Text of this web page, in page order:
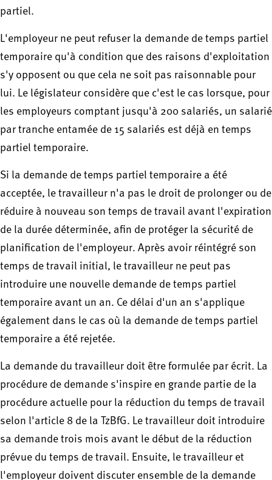
partiel.
L'employeur ne peut refuser la demande de temps partiel
temporaire qu'à condition que des raisons d'exploitation
s'y opposent ou que cela ne soit pas raisonnable pour
lui. Le législateur considère que c'est le cas lorsque, pour
les employeurs comptant jusqu'à 200 salariés, un salarié
par tranche entamée de 15 salariés est déjà en temps
partiel temporaire.
Si la demande de temps partiel temporaire a été
acceptée, le travailleur n'a pas le droit de prolonger ou de
réduire à nouveau son temps de travail avant l'expiration
de la durée déterminée, afin de protéger la sécurité de
planification de l'employeur. Après avoir réintégré son
temps de travail initial, le travailleur ne peut pas
introduire une nouvelle demande de temps partiel
temporaire avant un an. Ce délai d'un an s'applique
également dans le cas où la demande de temps partiel
temporaire a été rejetée.
La demande du travailleur doit être formulée par écrit. La
procédure de demande s'inspire en grande partie de la
procédure actuelle pour la réduction du temps de travail
selon l'article 8 de la TzBfG. Le travailleur doit introduire
sa demande trois mois avant le début de la réduction
prévue du temps de travail. Ensuite, le travailleur et
l'employeur doivent discuter ensemble de la demande